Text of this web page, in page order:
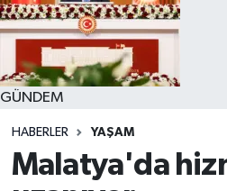
GÜNDEM
HABERLER YAŞAM
Malatya'da
DÜNYA
SPOR
MAGAZİN
YAŞAM
Trafik Durumu
Süper Lig Puan Durumu
Tüm Manşetler
Son Dakika Haberleri